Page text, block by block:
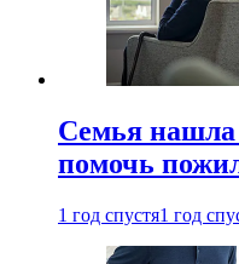
Семья
помочь
1 год спустя1 год